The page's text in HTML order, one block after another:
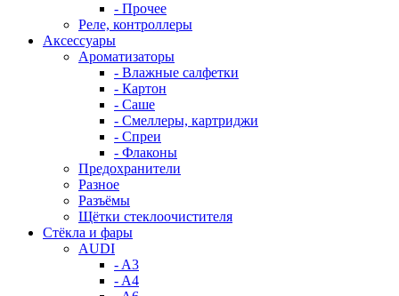
- Прочее
Реле, контроллеры
Аксессуары
Ароматизаторы
- Влажные салфетки
- Картон
- Саше
- Смеллеры, картриджи
- Спреи
- Флаконы
Предохранители
Разное
Разъёмы
Щётки стеклоочистителя
Стёкла и фары
AUDI
- A3
- A4